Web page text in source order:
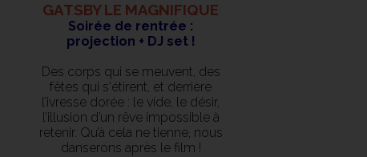
GATSBY LE MAGNIFIQUE
Soirée de rentrée :
projection + DJ set !
Des corps qui se meuvent, des
fêtes qui s'étirent, et derrière
l’ivresse dorée : le vide, le désir,
l’illusion d’un rêve impossible à
retenir. Qu’à cela ne tienne, nous
danserons après le film !